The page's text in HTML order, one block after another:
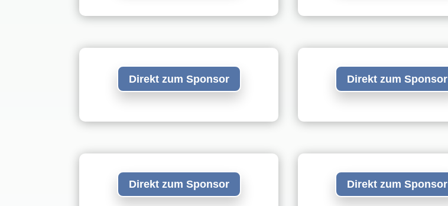
Direkt zum Sponsor Direkt zum Sponsor
Direkt zum Sponsor Direkt zum Sponsor